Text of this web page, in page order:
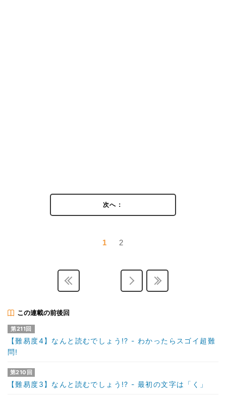
次へ：
1 2
この連載の前後回
第211回
【難易度4】なんと読むでしょう!? - わかったらスゴイ超難
問!
第210回
【難易度3】なんと読むでしょう!? - 最初の文字は「く」